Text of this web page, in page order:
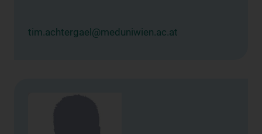
tim.achtergael@meduniwien.ac.at